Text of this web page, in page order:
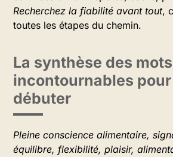
Recherchez la fiabilité avant tout,
toutes les étapes du chemin.
La synthèse des
incontournables
débuter
Pleine conscience alimentaire,
équilibre, flexibilité, plaisir,